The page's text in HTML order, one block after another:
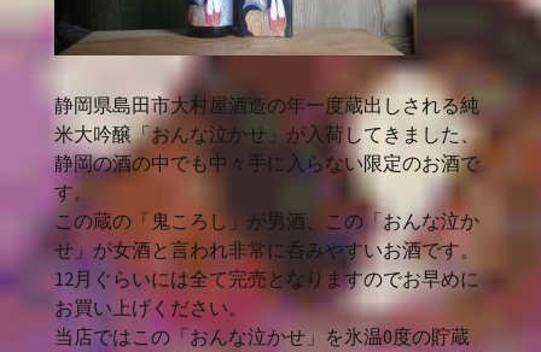
静岡県島田市大村屋酒造の年一度蔵出しされる純
米大吟醸「おんな泣かせ」が入荷してきました、
静岡の酒の中でも中々手に入らない限定のお酒で
す。
この蔵の「鬼ころし」が男酒、この「おんな泣か
せ」が女酒と言われ非常に呑みやすいお酒です。
12月ぐらいには全て完売となりますのでお早めに
お買い上げください。
当店ではこの「おんな泣かせ」を氷温0度の貯蔵